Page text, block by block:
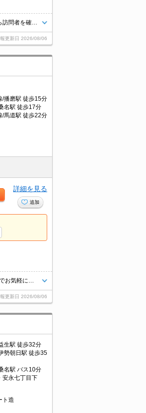
更新日 2026/08/06
/播磨駅 徒歩15分
名駅 徒歩17分
/馬道駅 徒歩22分
詳細を見る
追加
更新日 2026/08/06
生駅 徒歩32分
勢朝日駅 徒歩35
名駅 バス10分
安永七丁目下
ト造